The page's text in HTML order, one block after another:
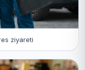
ziyareti